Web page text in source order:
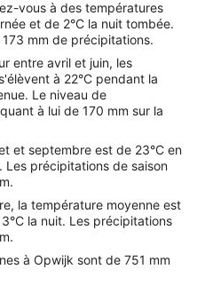
vous à des températures
et de 2°C la nuit tombée.
mm de précipitations.
entre avril et juin, les
à 22°C pendant la
Le niveau de
à lui de 170 mm sur la
et septembre est de 23°C en
Les précipitations de saison
la température moyenne est
la nuit. Les précipitations
à Opwijk sont de 751 mm